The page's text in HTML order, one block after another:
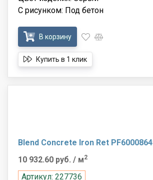
С рисунком: Под бетон
В корзину
Купить в 1 клик
Blend Concrete Iron Ret
10 932.60 руб. / м2
Артикул: 227736